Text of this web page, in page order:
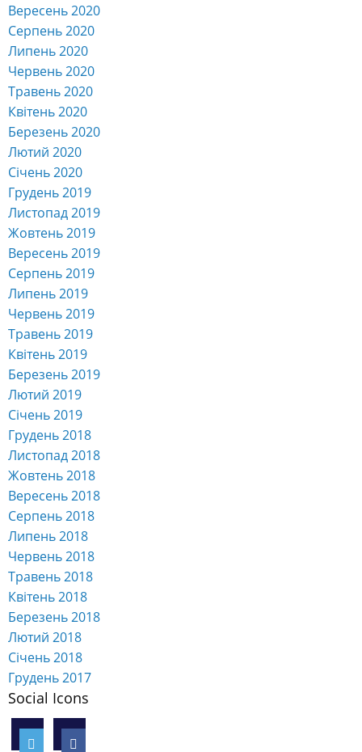
Вересень 2020
Серпень 2020
Липень 2020
Червень 2020
Травень 2020
Квітень 2020
Березень 2020
Лютий 2020
Січень 2020
Грудень 2019
Листопад 2019
Жовтень 2019
Вересень 2019
Серпень 2019
Липень 2019
Червень 2019
Травень 2019
Квітень 2019
Березень 2019
Лютий 2019
Січень 2019
Грудень 2018
Листопад 2018
Жовтень 2018
Вересень 2018
Серпень 2018
Липень 2018
Червень 2018
Травень 2018
Квітень 2018
Березень 2018
Лютий 2018
Січень 2018
Грудень 2017
Social Icons